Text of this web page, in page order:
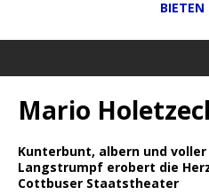
Mario
Kunterbunt, albern und
Langstrumpf erobert die
Cottbuser Staatstheater